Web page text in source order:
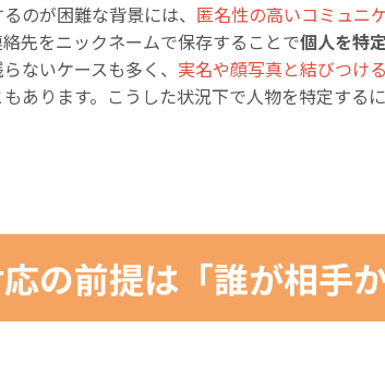
のが困難な背景には、 匿名性の高いコミュニ
先をニックネームで保存することで個人を特
ないケースも多く、 実名や顔写真と結びつけ
あります。こうした状況下で人物を特定するに
の前提は「誰が相手